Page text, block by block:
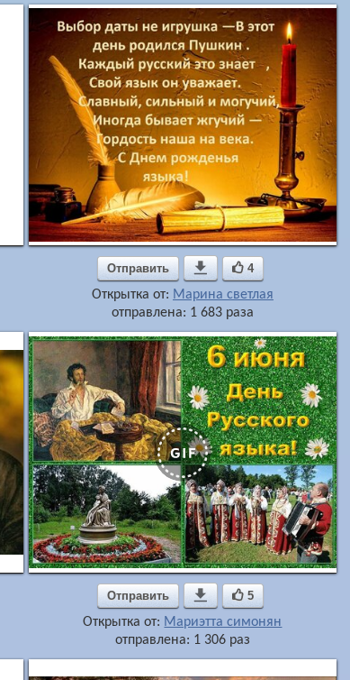
Отправить  4
Открытка от: Марина светлая
отправлена: 1 683 раза
Отправить  5
Открытка от: Мариэтта симонян
отправлена: 1 306 раз